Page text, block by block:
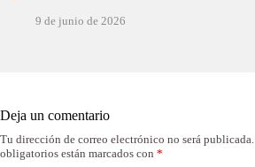
9 de junio de 2026
Deja un comentario
Tu dirección de correo electrónico no será publicada.
obligatorios están marcados con *